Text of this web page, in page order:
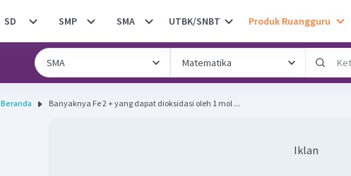
SD SMP SMA UTBK/SNBT Produk Ruangguru
Beranda Banyaknya Fe 2 + yang dapat dioksidasi oleh 1 mol ...
Iklan